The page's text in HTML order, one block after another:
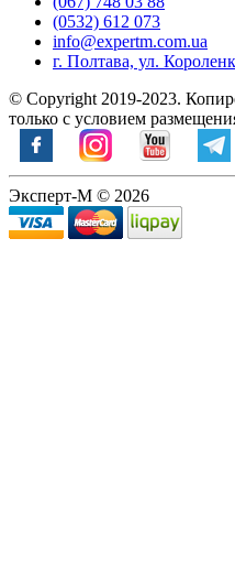
(0532) 612 073
info@expertm.com.ua
г. Полтава, ул.
© Copyright 2019-2023.
только с условием
Эксперт-М © 2026